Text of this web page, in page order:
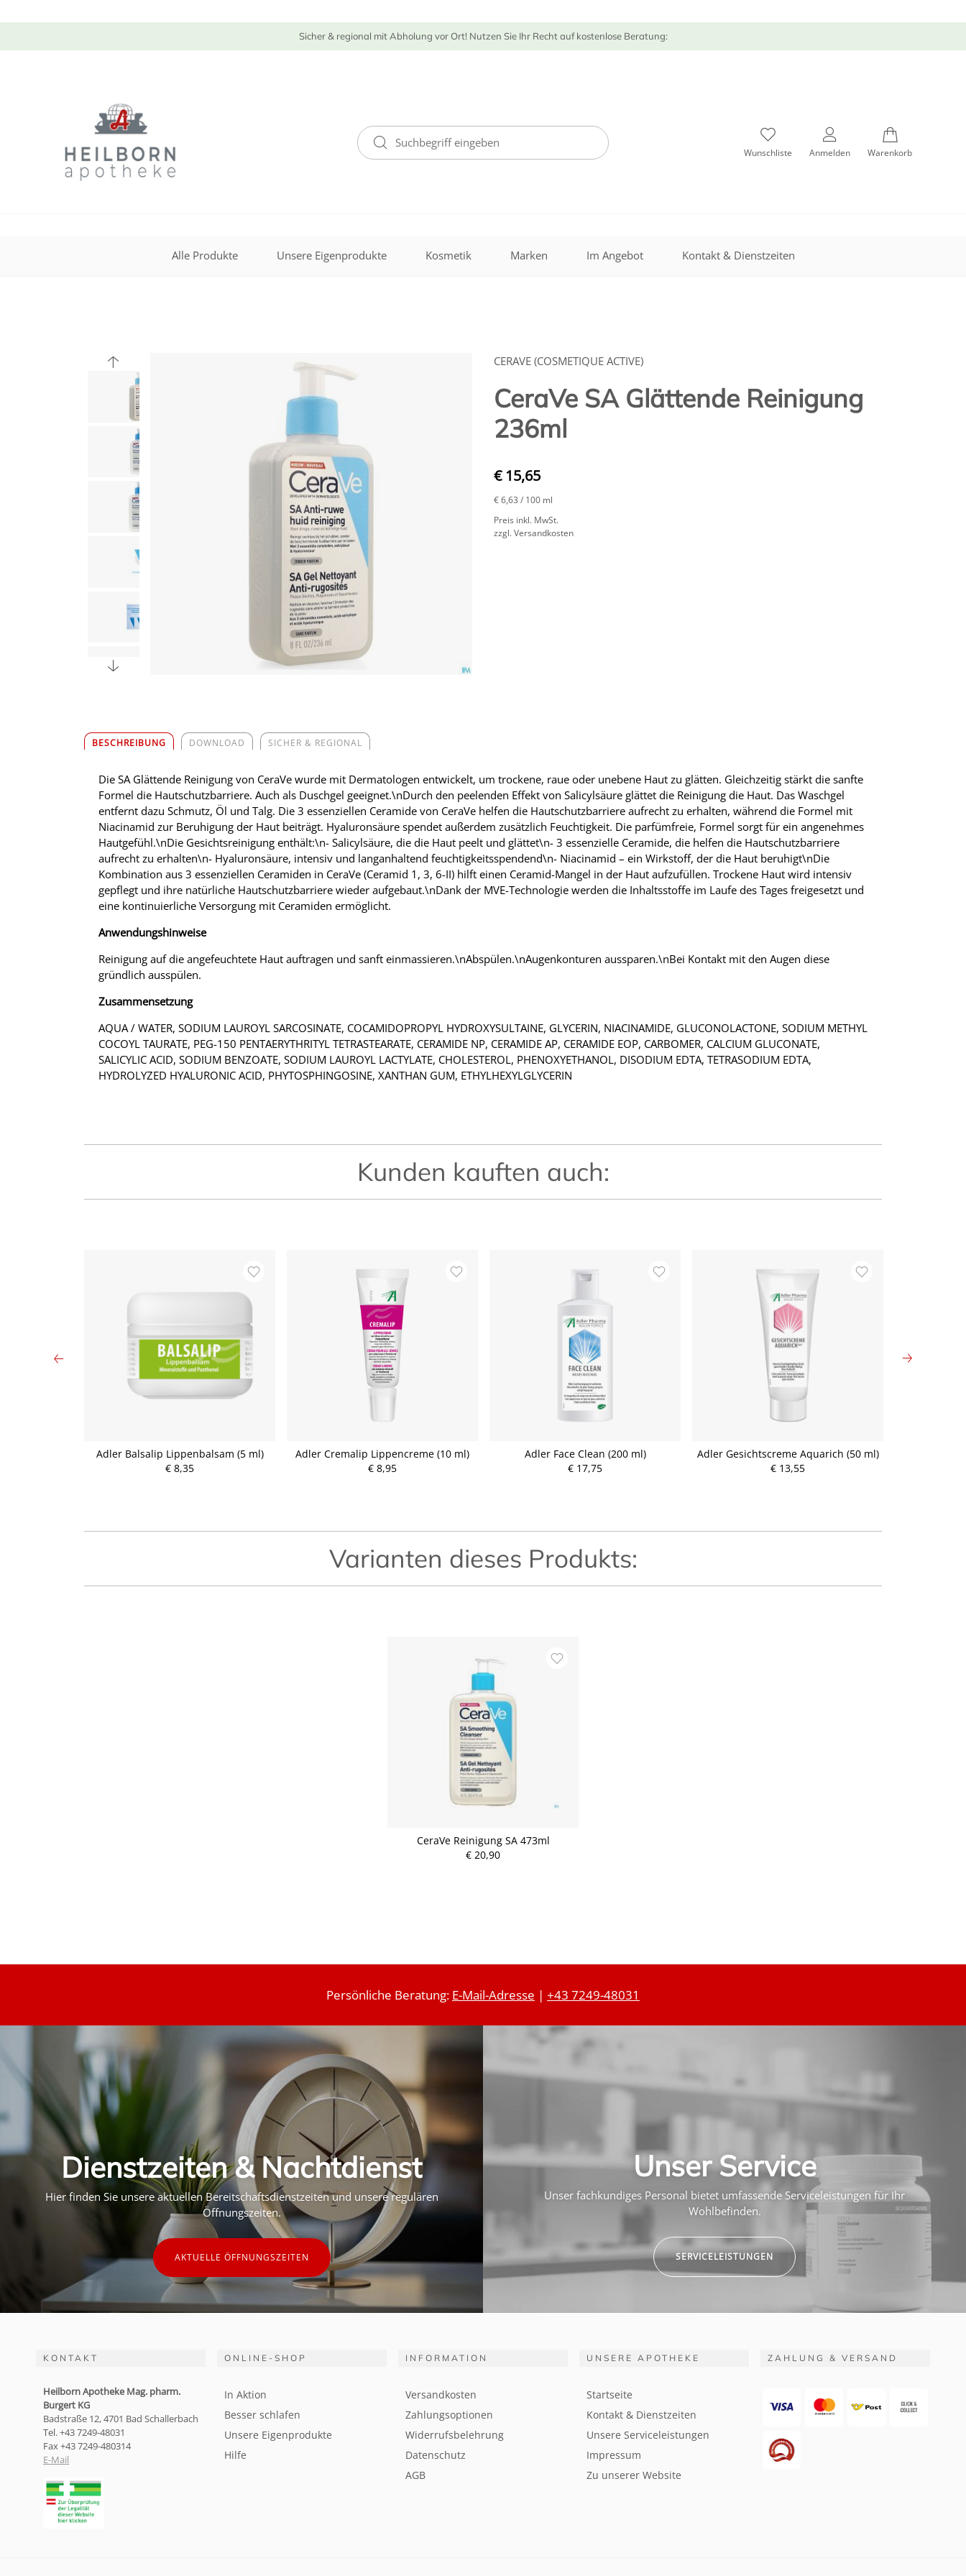
Sicher & regional mit Abholung vor Ort! Nutzen Sie Ihr Recht auf kostenlose Beratung:
Wunschliste Anmelden Warenkorb
Alle Produkte Unsere Eigenprodukte Kosmetik Marken Im Angebot Kontakt & Dienstzeiten
CERAVE (COSMETIQUE ACTIVE)
CeraVe SA Glättende Reinigung
236ml
€ 15,65
€ 6,63 / 100 ml
Preis inkl. MwSt.
zzgl. Versandkosten
BESCHREIBUNG DOWNLOAD SICHER & REGIONAL
Die SA Glättende Reinigung von CeraVe wurde mit Dermatologen entwickelt, um trockene, raue oder unebene Haut zu glätten. Gleichzeitig stärkt die sanfte
Formel die Hautschutzbarriere. Auch als Duschgel geeignet.\nDurch den peelenden Effekt von Salicylsäure glättet die Reinigung die Haut. Das Waschgel
entfernt dazu Schmutz, Öl und Talg. Die 3 essenziellen Ceramide von CeraVe helfen die Hautschutzbarriere aufrecht zu erhalten, während die Formel mit
Niacinamid zur Beruhigung der Haut beiträgt. Hyaluronsäure spendet außerdem zusätzlich Feuchtigkeit. Die parfümfreie, Formel sorgt für ein angenehmes
Hautgefühl.\nDie Gesichtsreinigung enthält:\n- Salicylsäure, die die Haut peelt und glättet\n- 3 essenzielle Ceramide, die helfen die Hautschutzbarriere
aufrecht zu erhalten\n- Hyaluronsäure, intensiv und langanhaltend feuchtigkeitsspendend\n- Niacinamid – ein Wirkstoff, der die Haut beruhigt\nDie
Kombination aus 3 essenziellen Ceramiden in CeraVe (Ceramid 1, 3, 6-II) hilft einen Ceramid-Mangel in der Haut aufzufüllen. Trockene Haut wird intensiv
gepflegt und ihre natürliche Hautschutzbarriere wieder aufgebaut.\nDank der MVE-Technologie werden die Inhaltsstoffe im Laufe des Tages freigesetzt und
eine kontinuierliche Versorgung mit Ceramiden ermöglicht.
Anwendungshinweise
Reinigung auf die angefeuchtete Haut auftragen und sanft einmassieren.\nAbspülen.\nAugenkonturen aussparen.\nBei Kontakt mit den Augen diese
gründlich ausspülen.
Zusammensetzung
AQUA / WATER, SODIUM LAUROYL SARCOSINATE, COCAMIDOPROPYL HYDROXYSULTAINE, GLYCERIN, NIACINAMIDE, GLUCONOLACTONE, SODIUM METHYL
COCOYL TAURATE, PEG-150 PENTAERYTHRITYL TETRASTEARATE, CERAMIDE NP, CERAMIDE AP, CERAMIDE EOP, CARBOMER, CALCIUM GLUCONATE,
SALICYLIC ACID, SODIUM BENZOATE, SODIUM LAUROYL LACTYLATE, CHOLESTEROL, PHENOXYETHANOL, DISODIUM EDTA, TETRASODIUM EDTA,
HYDROLYZED HYALURONIC ACID, PHYTOSPHINGOSINE, XANTHAN GUM, ETHYLHEXYLGLYCERIN
Kunden kauften auch:
Adler Balsalip Lippenbalsam (5 ml)
€ 8,35
Adler Cremalip Lippencreme (10 ml)
€ 8,95
Adler Face Clean (200 ml)
€ 17,75
Adler Gesichtscreme Aquarich (50 ml)
€ 13,55
P
P
Varianten dieses Produkts:
CeraVe Reinigung SA 473ml
€ 20,90
Persönliche Beratung: E-Mail-Adresse | +43 7249-48031
Dienstzeiten & Nachtdienst
Hier finden Sie unsere aktuellen Bereitschaftsdienstzeiten und unsere regulären
Öffnungszeiten.
AKTUELLE ÖFFNUNGSZEITEN
Unser Service
Unser fachkundiges Personal bietet umfassende Serviceleistungen für Ihr
Wohlbefinden.
SERVICELEISTUNGEN
KONTAKT
Heilborn Apotheke Mag. pharm.
Burgert KG
Badstraße 12, 4701 Bad Schallerbach
Tel. +43 7249-48031
Fax +43 7249-480314
E-Mail
ONLINE-SHOP
In Aktion
Besser schlafen
Unsere Eigenprodukte
Hilfe
INFORMATION
Versandkosten
Zahlungsoptionen
Widerrufsbelehrung
Datenschutz
AGB
UNSERE APOTHEKE
Startseite
Kontakt & Dienstzeiten
Unsere Serviceleistungen
Impressum
Zu unserer Website
ZAHLUNG & VERSAND